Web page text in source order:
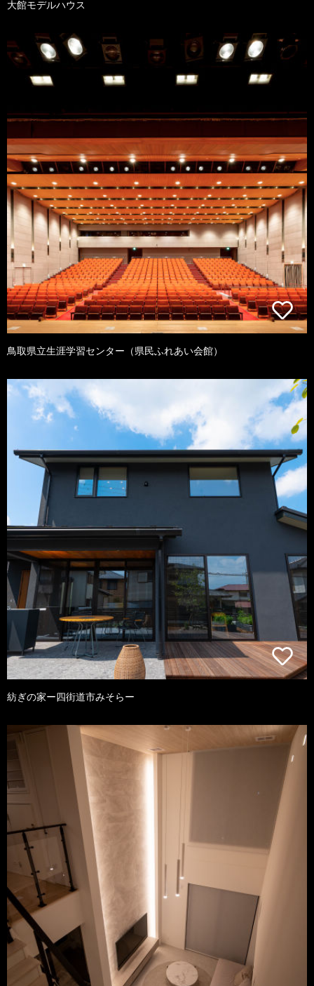
大館モデルハウス
鳥取県立生涯学習センター（県民ふれあい会館）
紡ぎの家ー四街道市みそらー